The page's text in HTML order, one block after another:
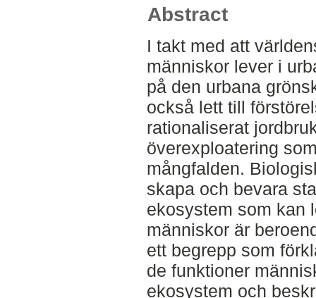
Abstract
I takt med att
människor lever i
på den urbana
också lett till
rationaliserat
överexploatering
mångfalden.
skapa och bevara
ekosystem som kan
människor är
ett begrepp som
de funktioner
ekosystem och